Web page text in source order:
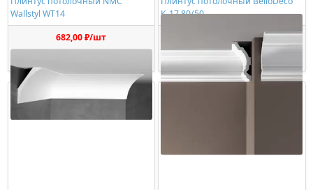
Wallstyl WT14
682,00 ₽/шт
К-17 80/50
1211,00 ₽/шт
Купить